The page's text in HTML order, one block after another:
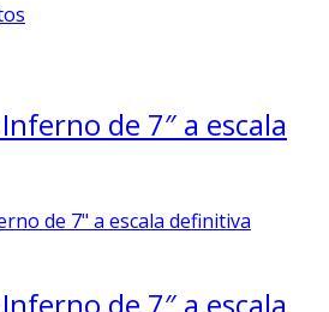
de 7″ a escala
de 7″ a escala